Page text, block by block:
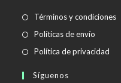
Términos y condicionesSe
Políticas de envío
abre
Política de privacidad
Síguenos